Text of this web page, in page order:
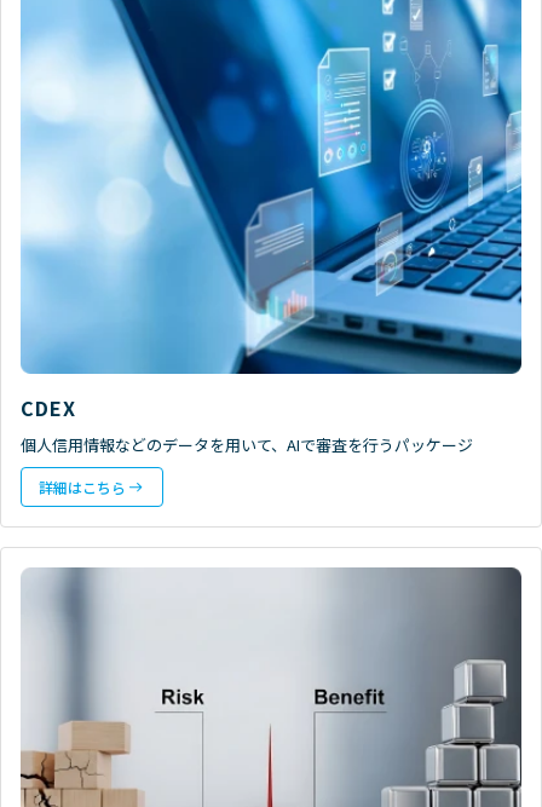
CDEX
個人信用情報などのデータを用いて、AIで審査を行うパッケージ
詳細はこちら